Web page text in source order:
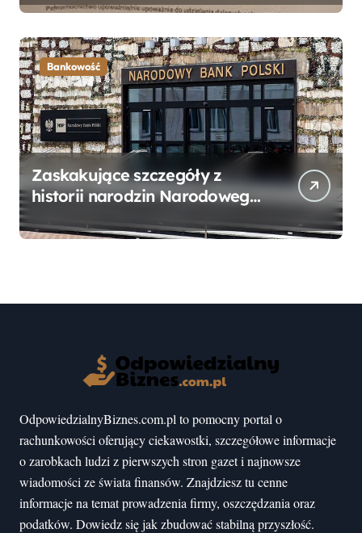
Przewodnik
Bankowość
Zaskakujące szczegóły z
historii narodzin Narodowego
mogłeś nie wiedzieć
OdpowiedzialnyBiznes.com.pl to pomocny portal o
rachunkowości oferujący ciekawostki, szczegółowe informacje
o zarobkach ludzi z pierwszych stron gazet i najnowsze
wiadomości ze świata finansów. Znajdziesz tu cenne
informacje na temat prowadzenia firmy, oszczędzania oraz
podatków. Dowiedz się jak zbudować stabilną przyszłość.